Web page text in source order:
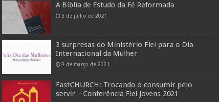
A Bíblia de Estudo da Fé Reformada
3 de julho de 2021
3 surpresas do Ministério Fiel para o Dia
Internacional da Mulher
8 de março de 2021
FastCHURCH: Trocando o consumir pelo
servir – Conferência Fiel Jovens 2021